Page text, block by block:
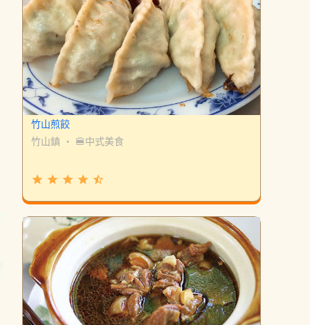
竹山煎餃
竹山鎮 ・ 🍔中式美食
grade grade grade grade star_half